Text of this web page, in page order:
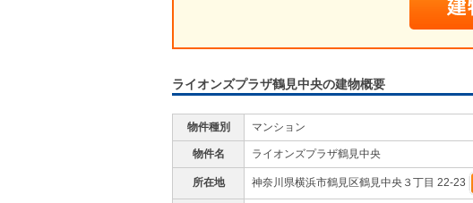
ライオンズプラザ鶴見中央の建物概要
物件種別 マンション
物件名 ライオンズプラザ鶴見中央
所在地 神奈川県横浜市鶴見区鶴見中央３丁目 22-23